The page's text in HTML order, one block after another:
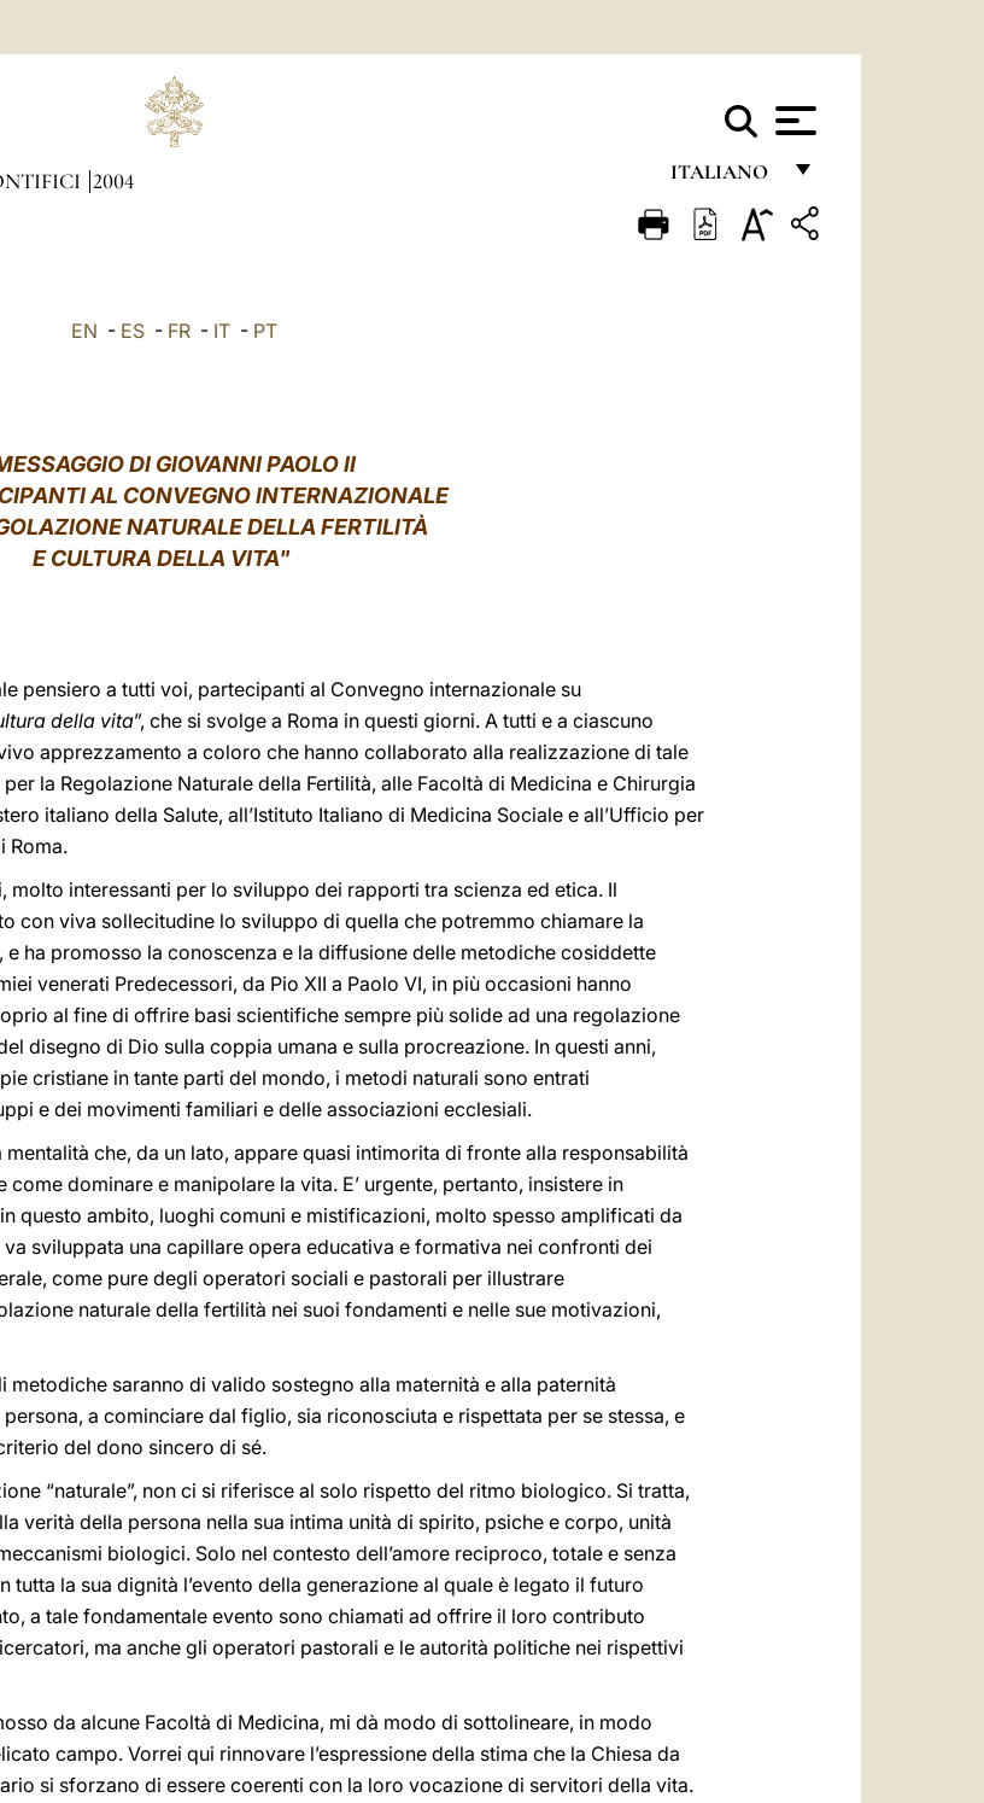
ITALIANO
FRANÇAIS
2004
EN - ES- FR- IT- PT
DI GIOVANNI PAOLO II
AL CONVEGNO INTERNAZIONALE
NATURALE DELLA FERTILITÀ
E CULTURA DELLA VITA"
pensiero a tutti voi, partecipanti al Convegno internazionale su
della vita”, che si svolge a Roma in questi giorni. A tutti e a ciascuno
apprezzamento a coloro che hanno collaborato alla realizzazione di tale
la Regolazione Naturale della Fertilità, alle Facoltà di Medicina e Chirurgia
italiano della Salute, all’Istituto Italiano di Medicina Sociale e all’Ufficio per
Roma.
molto interessanti per lo sviluppo dei rapporti tra scienza ed etica. Il
con viva sollecitudine lo sviluppo di quella che potremmo chiamare la
ha promosso la conoscenza e la diffusione delle metodiche cosiddette
venerati Predecessori, da Pio XII a Paolo VI, in più occasioni hanno
al fine di offrire basi scientifiche sempre più solide ad una regolazione
disegno di Dio sulla coppia umana e sulla procreazione. In questi anni,
cristiane in tante parti del mondo, i metodi naturali sono entrati
e dei movimenti familiari e delle associazioni ecclesiali.
che, da un lato, appare quasi intimorita di fronte alla responsabilità
dominare e manipolare la vita. E’ urgente, pertanto, insistere in
questo ambito, luoghi comuni e mistificazioni, molto spesso amplificati da
sviluppata una capillare opera educativa e formativa nei confronti dei
come pure degli operatori sociali e pastorali per illustrare
naturale della fertilità nei suoi fondamenti e nelle sue motivazioni,
metodiche saranno di valido sostegno alla maternità e alla paternità
a cominciare dal figlio, sia riconosciuta e rispettata per se stessa, e
del dono sincero di sé.
“naturale”, non ci si riferisce al solo rispetto del ritmo biologico. Si tratta,
verità della persona nella sua intima unità di spirito, psiche e corpo, unità
biologici. Solo nel contesto dell’amore reciproco, totale e senza
tutta la sua dignità l’evento della generazione al quale è legato il futuro
a tale fondamentale evento sono chiamati ad offrire il loro contributo
ma anche gli operatori pastorali e le autorità politiche nei rispettivi
da alcune Facoltà di Medicina, mi dà modo di sottolineare, in modo
campo. Vorrei qui rinnovare l’espressione della stima che la Chiesa da
si sforzano di essere coerenti con la loro vocazione di servitori della vita.